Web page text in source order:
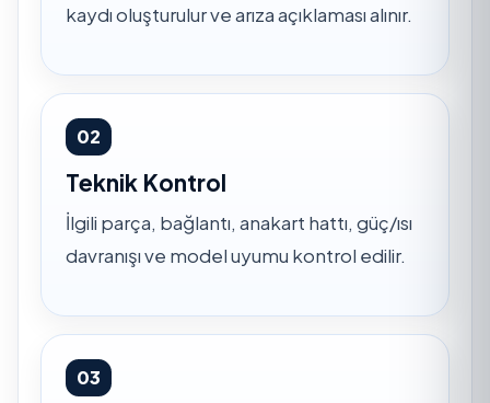
kaydı oluşturulur ve arıza açıklaması alınır.
02
Teknik Kontrol
İlgili parça, bağlantı, anakart hattı, güç/ısı
davranışı ve model uyumu kontrol edilir.
03